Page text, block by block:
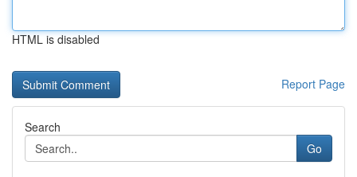
HTML is disabled
Report Page
Search
Go